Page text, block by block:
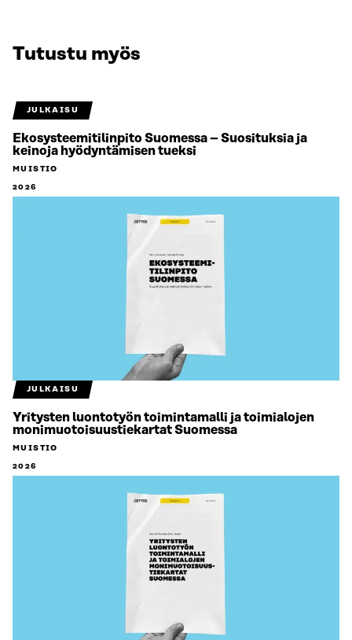
Tutustu myös
JULKAISU
Ekosysteemitilinpito Suomessa – Suosituksia ja
keinoja hyödyntämisen tueksi
MUISTIO
2026
JULKAISU
Yritysten luontotyön toimintamalli ja toimialojen
monimuotoisuustiekartat Suomessa
MUISTIO
2026